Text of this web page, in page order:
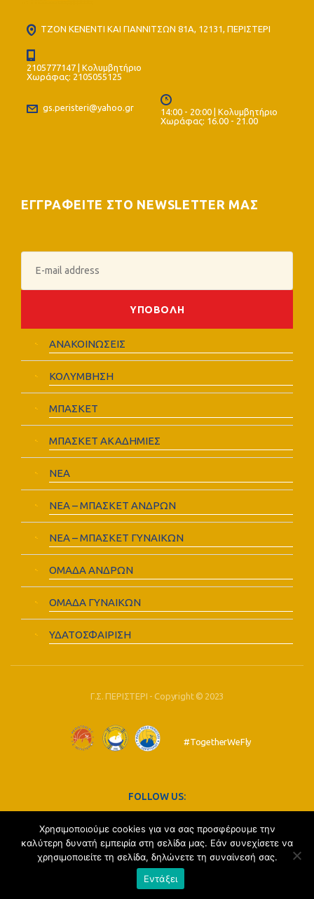
ΤΖΟΝ ΚΕΝΕΝΤΙ ΚΑΙ ΓΙΑΝΝΙΤΣΩΝ 81Α, 12131, ΠΕΡΙΣΤΕΡΙ
2105777147 | Κολυμβητήριο
Χωράφας: 2105055125
gs.peristeri@yahoo.gr
14:00 - 20:00 | Κολυμβητήριο
Χωράφας: 16.00 - 21.00
ΕΓΓΡΑΦΕΙΤΕ ΣΤΟ NEWSLETTER ΜΑΣ
ΑΝΑΚΟΙΝΩΣΕΙΣ
ΚΟΛΥΜΒΗΣΗ
ΜΠΑΣΚΕΤ
ΜΠΑΣΚΕΤ ΑΚΑΔΗΜΙΕΣ
ΝΕΑ
ΝΕΑ – ΜΠΑΣΚΕΤ ΑΝΔΡΩΝ
ΝΕΑ – ΜΠΑΣΚΕΤ ΓΥΝΑΙΚΩΝ
ΟΜΑΔΑ ΑΝΔΡΩΝ
ΟΜΑΔΑ ΓΥΝΑΙΚΩΝ
ΥΔΑΤΟΣΦΑΙΡΙΣΗ
Γ.Σ. ΠΕΡΙΣΤΕΡΙ - Copyright © 2023
#TogetherWeFly
FOLLOW US:
Χρησιμοποιούμε cookies για να σας προσφέρουμε την
καλύτερη δυνατή εμπειρία στη σελίδα μας. Εάν συνεχίσετε να
χρησιμοποιείτε τη σελίδα, δηλώνετε τη συναίνεσή σας.
Εντάξει